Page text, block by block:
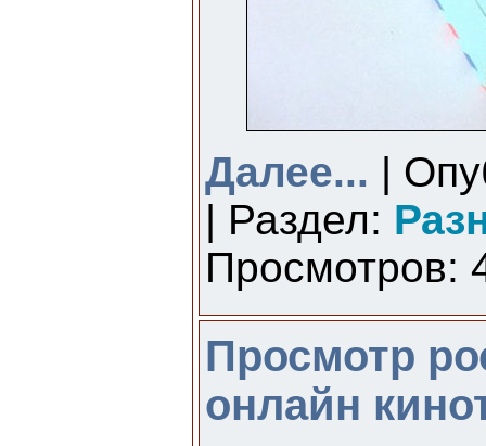
Далее... |
| Раздел:
Просмотров:
Просмотр
онлайн